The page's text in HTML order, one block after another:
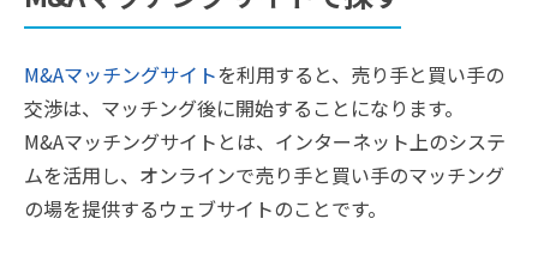
M&Aマッチングサイトを利用すると、売り手と買い手の
交渉は、マッチング後に開始することになります。
M&Aマッチングサイトとは、インターネット上のシステ
ムを活用し、オンラインで売り手と買い手のマッチング
の場を提供するウェブサイトのことです。